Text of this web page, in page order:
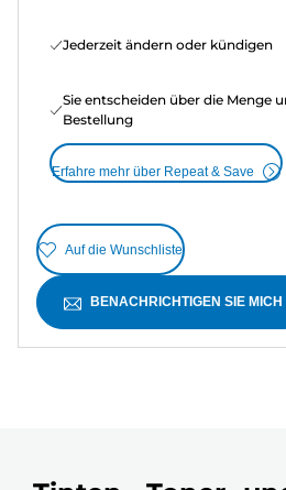
Jederzeit ändern oder kündigen
Sie entscheiden über die Menge
Bestellung
Erfahre mehr über Repeat & Save
Auf die Wunschliste
BENACHRICHTIGEN SIE MICH